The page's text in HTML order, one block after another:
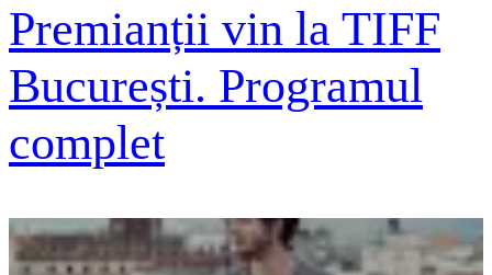
Premianții vin la TIFF
București. Programul
complet